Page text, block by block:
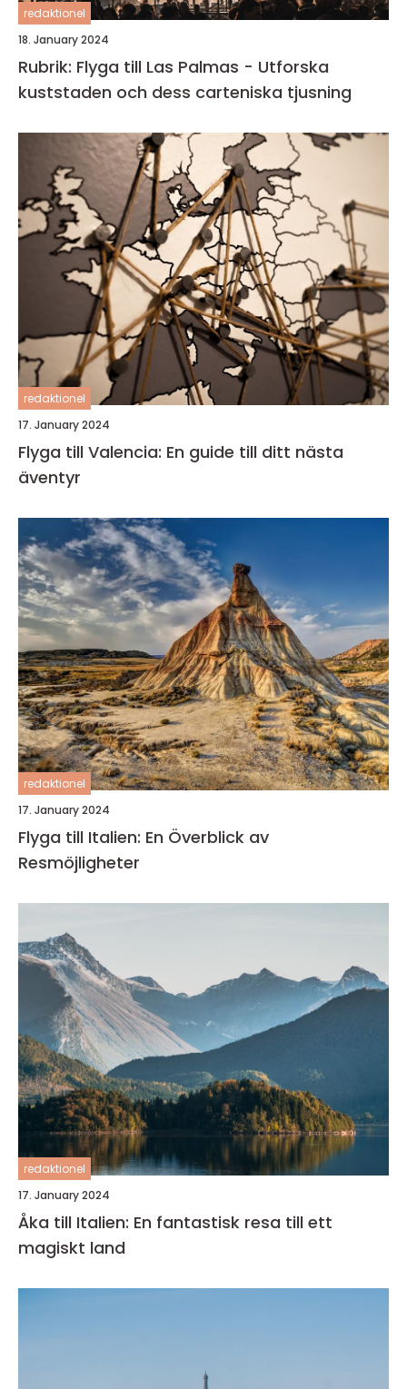
redaktionel
18. January 2024
Rubrik: Flyga till Las Palmas - Utforska
kuststaden och dess carteniska tjusning
redaktionel
17. January 2024
Flyga till Valencia: En guide till ditt nästa
äventyr
redaktionel
17. January 2024
Flyga till Italien: En Överblick av
Resmöjligheter
redaktionel
17. January 2024
Åka till Italien: En fantastisk resa till ett
magiskt land